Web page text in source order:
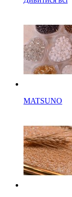
MATSUNO